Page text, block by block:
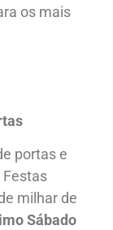
os mais
portas e
milhar de
Sábado